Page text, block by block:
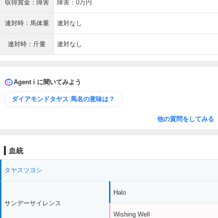
収得賞金：障害 障害：0万円
連対時：馬体重 連対なし
連対時：斤量 連対なし
Agent i に聞いてみよう
ダイアモンドタヤス 馬名の意味は？
他の質問をしてみる
血統
タヤスツヨシ
サンデーサイレンス
Halo
Wishing Well